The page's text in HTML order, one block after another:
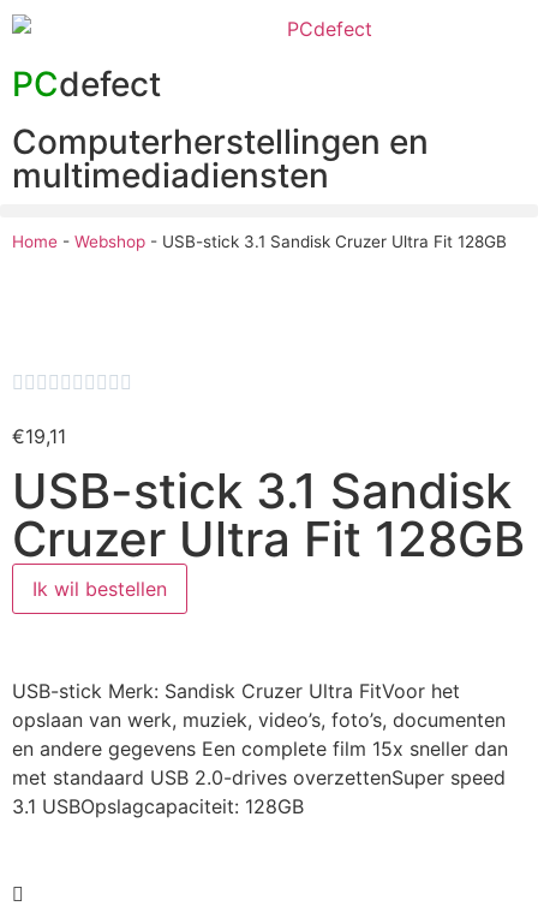
PCdefect
Computerherstellingen en
multimediadiensten
Home - Webshop - USB-stick 3.1 Sandisk Cruzer Ultra Fit 128GB
         
€19,11
USB-stick 3.1 Sandisk
Cruzer Ultra Fit 128GB
Ik wil bestellen
USB-stick Merk: Sandisk Cruzer Ultra FitVoor het
opslaan van werk, muziek, video’s, foto’s, documenten
en andere gegevens Een complete film 15x sneller dan
met standaard USB 2.0-drives overzettenSuper speed
3.1 USBOpslagcapaciteit: 128GB